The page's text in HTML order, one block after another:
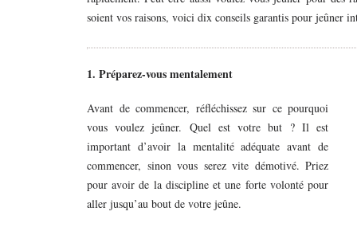
soient vos raisons, voici dix conseils garantis pour jeûner
1. Préparez-vous mentalement
Avant de commencer, réfléchissez sur ce pourquoi
vous voulez jeûner. Quel est votre but ? Il est
important d’avoir la mentalité adéquate avant de
commencer, sinon vous serez vite démotivé. Priez
pour avoir de la discipline et une forte volonté pour
aller jusqu’au bout de votre jeûne.